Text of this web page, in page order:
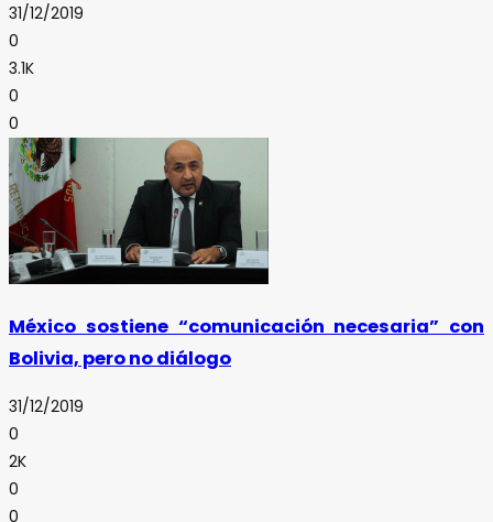
31/12/2019
0
3.1K
0
0
México sostiene “comunicación necesaria” con
Bolivia, pero no diálogo
31/12/2019
0
2K
0
0